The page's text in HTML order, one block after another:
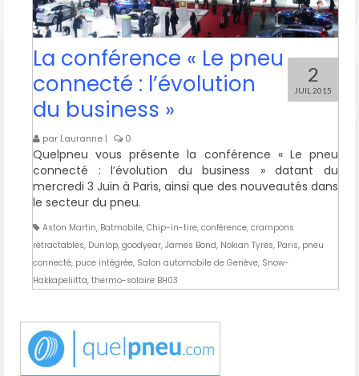
2
JUIL 2015
La conférence « Le pneu
connecté : l’évolution
du business »
par Lauranne | 0
Quelpneu vous présente la conférence « Le pneu
connecté : l’évolution du business » datant du
mercredi 3 Juin à Paris, ainsi que des nouveautés dans
le secteur du pneu.
Aston Martin, Batmobile, Chip-in-tire, conférence, crampons
rétractables, Dunlop, goodyear, James Bond, Nokian Tyres, Paris, pneu
connecté, puce intégrée, Salon automobile de Genève, Snow-
Hakkapeliitta, thermo-solaire BH03